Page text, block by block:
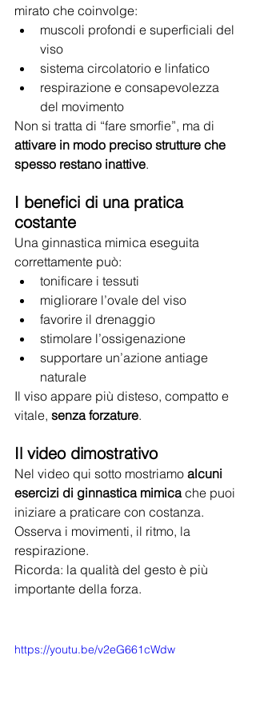
mirato che coinvolge:
muscoli profondi e superficiali del
viso
sistema circolatorio e linfatico
respirazione e consapevolezza
del movimento
Non si tratta di “fare smorfie”, ma di
attivare in modo preciso strutture che
spesso restano inattive.
I benefici di una pratica
costante
Una ginnastica mimica eseguita
correttamente può:
tonificare i tessuti
migliorare l’ovale del viso
favorire il drenaggio
stimolare l’ossigenazione
supportare un’azione antiage
naturale
Il viso appare più disteso, compatto e
vitale, senza forzature.
Il video dimostrativo
Nel video qui sotto mostriamo alcuni
esercizi di ginnastica mimica che puoi
iniziare a praticare con costanza.
Osserva i movimenti, il ritmo, la
respirazione.
Ricorda: la qualità del gesto è più
importante della forza.
https://youtu.be/v2eG661cWdw